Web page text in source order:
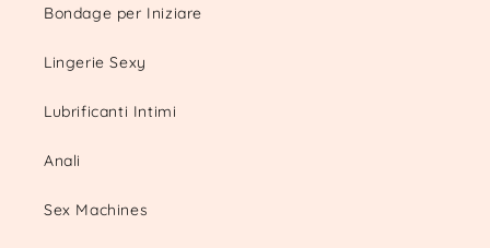
Bondage per Iniziare
Lingerie Sexy
Lubrificanti Intimi
Anali
Sex Machines